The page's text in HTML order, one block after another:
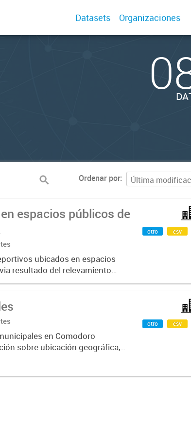
Datasets Organizaciones
Ordenar por
espacios públicos de
ubicados en espacios
resultado del relevamiento
Territorial, la
otro csv
en Comodoro
sobre ubicación geográfica,
otro csv